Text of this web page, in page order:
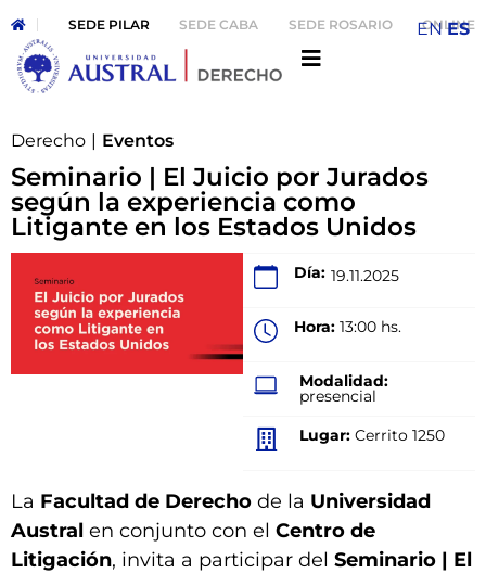
SEDE PILAR SEDE CABA SEDE ROSARIO ONLINE
Derecho | Eventos
Seminario | El Juicio por Jurados
según la experiencia como
Litigante en los Estados Unidos
Día: 19.11.2025
Hora: 13:00 hs.
Modalidad:
presencial
Lugar: Cerrito 1250
La Facultad de Derecho de la Universidad
Austral en conjunto con el Centro de
Litigación, invita a participar del Seminario | El
EN ES